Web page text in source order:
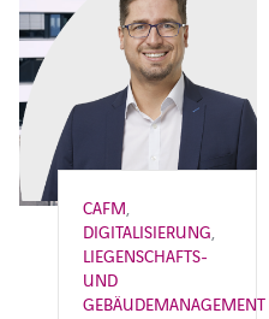
CAFM
DIGITALISIERUNG
LIEGENSCHAFTS-
UND
GEBÄUDEMANAGEMENT